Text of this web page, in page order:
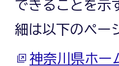
できることを示
細は以下のペー
神奈川県ホー